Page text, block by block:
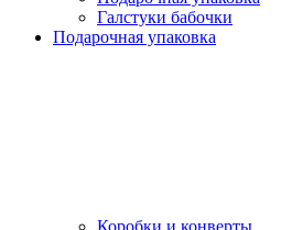
Галстуки бабочки
Подарочная упаковка
Коробки и конверты